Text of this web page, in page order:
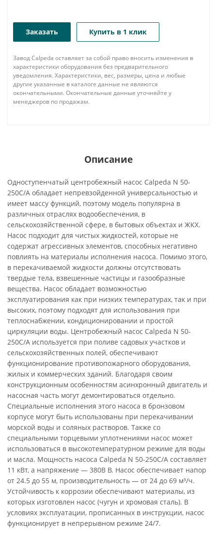
Заказать Купить в 1 клик
Завод Calpeda оставляет за собой право вносить изменения в
характеристики оборудования без предварительного
уведомления. Характеристики, вес, размеры, цена и любые
другие указанные в каталоге данные не являются
окончательными. Окончательные данные уточняйте у
менеджеров по продажам.
Описание
Одноступенчатый центробежный насос Calpeda N 50-
250C/A обладает непревзойденной универсальностью и
имеет массу функций, поэтому модель популярна в
различных отраслях водообеспечения, в
сельскохозяйственной сфере, в бытовых объектах и ЖКХ.
Насос подходит для чистых жидкостей, которые не
содержат агрессивных элементов, способных негативно
повлиять на материалы исполнения насоса. Помимо этого,
в перекачиваемой жидкости должны отсутствовать
твердые тела, взвешенные частицы и газообразные
вещества. Насос обладает возможностью
эксплуатирования как при низких температурах, так и при
высоких, поэтому подходят для использования при
теплоснабжении, кондиционировании и простой
циркуляции воды. Центробежный насос Calpeda N 50-
250C/A используется при поливе садовых участков и
сельскохозяйственных полей, обеспечивают
функционирование противопожарного оборудования,
жилых и коммерческих зданий. Благодаря своим
конструкционным особенностям асинхронный двигатель и
насосная часть могут демонтироваться отдельно.
Специальные исполнения этого насоса в бронзовом
корпусе могут быть использованы при перекачивании
морской воды и соляных растворов. Также со
специальными торцевыми уплотнениями насос может
использоваться в высокотемпературном режиме для воды
и масла. Мощность насоса Calpeda N 50-250C/A составляет
11 кВт, а напряжение — 380В В. Насос обеспечивает напор
от 24.5 до 55 м, производительность — от 24 до 69 м³/ч.
Устойчивость к коррозии обеспечивают материалы, из
которых изготовлен насос (чугун и хромовая сталь). В
условиях эксплуатации, прописанных в инструкции, насос
функционирует в непрерывном режиме 24/7.